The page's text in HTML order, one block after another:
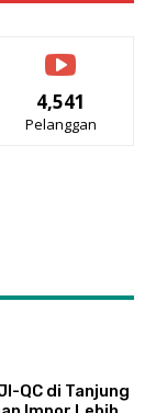
4,541
Pelanggan
QC di Tanjung